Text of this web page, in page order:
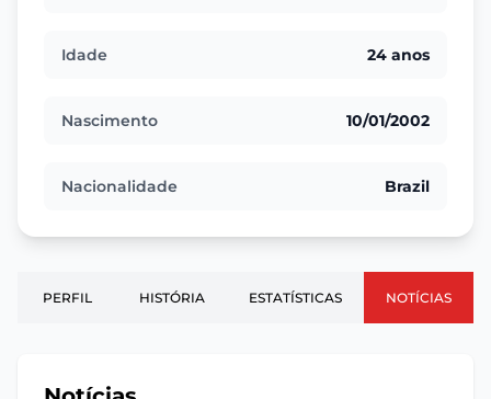
Idade 24 anos
Nascimento 10/01/2002
Nacionalidade Brazil
PERFIL HISTÓRIA ESTATÍSTICAS NOTÍCIAS